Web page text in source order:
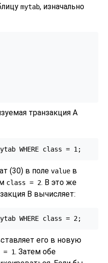
mytab, изначально
транзакция A
(30) в поле value в
class = 2. В это же
B вычисляет:
его в новую
= 1. Затем обе